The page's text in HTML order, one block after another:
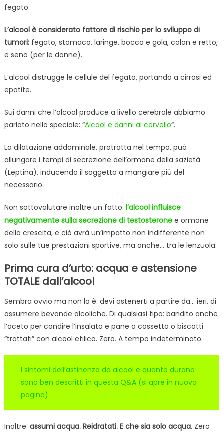
fegato.
L’alcool è considerato fattore di rischio per lo sviluppo di
tumori:fegato, stomaco, laringe, bocca e gola, colon e retto,
e seno (per le donne).
L’alcool distrugge le cellule del fegato, portando a cirrosi ed
epatite.
Sui danni che l’alcool produce a livello cerebrale abbiamo
parlato nello speciale: “Alcool e danni al cervello“.
La dilatazione addominale, protratta nel tempo, può
allungare i tempi di secrezione dell’ormone della sazietà
(Leptina), inducendo il soggetto a mangiare più del
necessario.
Non sottovalutare inoltre un fatto: l’alcool influisce
negativamente sulla secrezione di testosteronee ormone
della crescita, e ciò avrà un’impatto non indifferente non
solo sulle tue prestazioni sportive, ma anche… tra le lenzuola.
Prima cura d’urto: acqua e astensione
TOTALE dall’alcool
Sembra ovvio ma non lo è: devi astenerti a partire da… ieri, di
assumere bevande alcoliche. Di qualsiasi tipo: bandito anche
l’aceto per condire l’insalata e pane a cassetta o biscotti
“trattati” con alcool etilico. Zero. A tempo indeterminato.
I sintomi dell’astinenza da alcool e quanto durano
sono ben descritti in questa Q&A (si apre in nuova
pagina).
Inoltre: assumi acqua. Reidratati. E che sia solo acqua. Zero